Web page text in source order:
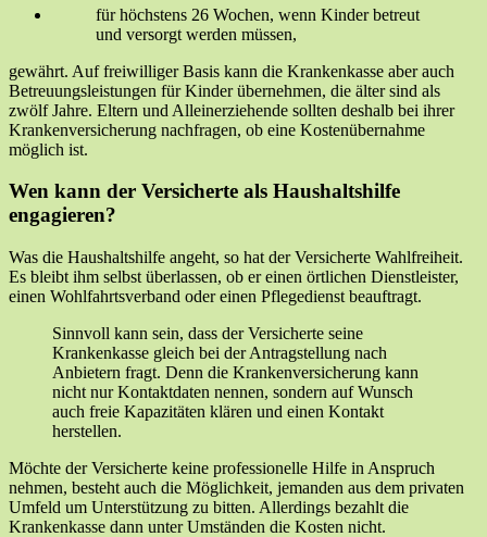
für höchstens 26 Wochen, wenn Kinder betreut
und versorgt werden müssen,
gewährt. Auf freiwilliger Basis kann die Krankenkasse aber auch
Betreuungsleistungen für Kinder übernehmen, die älter sind als
zwölf Jahre. Eltern und Alleinerziehende sollten deshalb bei ihrer
Krankenversicherung nachfragen, ob eine Kostenübernahme
möglich ist.
Wen kann der Versicherte als Haushaltshilfe
engagieren?
Was die Haushaltshilfe angeht, so hat der Versicherte Wahlfreiheit.
Es bleibt ihm selbst überlassen, ob er einen örtlichen Dienstleister,
einen Wohlfahrtsverband oder einen Pflegedienst beauftragt.
Sinnvoll kann sein, dass der Versicherte seine
Krankenkasse gleich bei der Antragstellung nach
Anbietern fragt. Denn die Krankenversicherung kann
nicht nur Kontaktdaten nennen, sondern auf Wunsch
auch freie Kapazitäten klären und einen Kontakt
herstellen.
Möchte der Versicherte keine professionelle Hilfe in Anspruch
nehmen, besteht auch die Möglichkeit, jemanden aus dem privaten
Umfeld um Unterstützung zu bitten. Allerdings bezahlt die
Krankenkasse dann unter Umständen die Kosten nicht.